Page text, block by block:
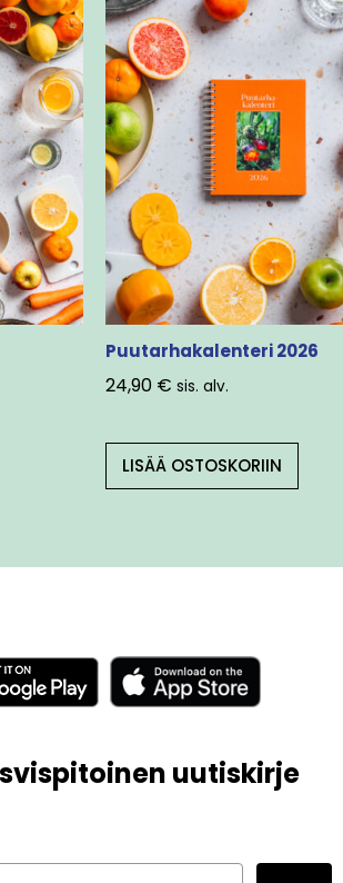
Puutarhakalenteri 2026
24,90 € sis. alv.
LISÄÄ OSTOSKORIIN
uutiskirje